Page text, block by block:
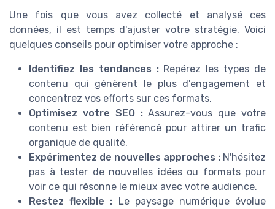
Une fois que vous avez collecté et analysé ces
données, il est temps d'ajuster votre stratégie. Voici
quelques conseils pour optimiser votre approche :
Identifiez les tendances :Repérez les types de
contenu qui génèrent le plus d'engagement et
concentrez vos efforts sur ces formats.
Optimisez votre SEO :Assurez-vous que votre
contenu est bien référencé pour attirer un trafic
organique de qualité.
Expérimentez de nouvelles approches : N'hésitez
pas à tester de nouvelles idées ou formats pour
voir ce qui résonne le mieux avec votre audience.
Restez flexible : Le paysage numérique évolue